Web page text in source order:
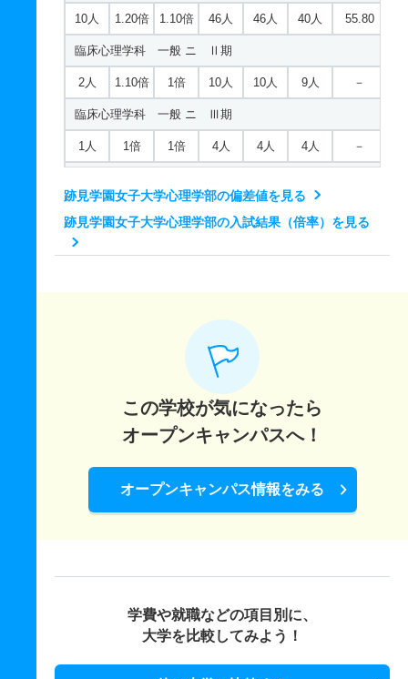
10人 1.20倍 1.10倍 46人 46人 40人 55.80
臨床心理学科 一般 ニ Ⅱ期
2人 1.10倍 1倍 10人 10人 9人 －
臨床心理学科 一般 ニ Ⅲ期
1人 1倍 1倍 4人 4人 4人 －
跡見学園女子大学心理学部の偏差値を見る
跡見学園女子大学心理学部の入試結果（倍率）を見る
この学校が気になったら
オープンキャンパスへ！
オープンキャンパス情報をみる
学費や就職などの項目別に、
大学を比較してみよう！